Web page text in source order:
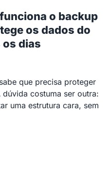
o backup
os dados do
dias
que precisa proteger
costuma ser outra:
uma estrutura cara, sem